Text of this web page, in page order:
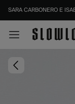
SARA CARBONERO E